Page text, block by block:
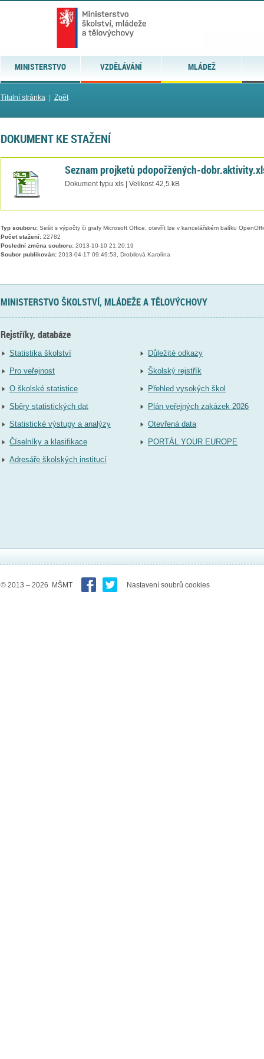
MINISTERSTVO VZDĚLÁVÁNÍ MLÁDEŽ
Titulní stránka| Zpět
DOKUMENT KE STAŽENÍ
Seznam projketů pdopořžených-
Dokument typu xls | Velikost 42,5 kB
Typ souboru:Sešit s výpočty či grafy Microsoft Office, otevřít lze v kancelářském balíku
Počet stažení:22782
Poslední změna souboru:2013-10-10 21:20:19
Soubor publikován:2013-04-17 09:49:53, Drobilová Karolína
MINISTERSTVO ŠKOLSTVÍ, MLÁDEŽE A TĚLOVÝCHOVY
Rejstříky, databáze
Statistika školství
Pro veřejnost
O školské statistice
Sběry statistických dat
Statistické výstupy a analýzy
Číselníky a klasifikace
Adresáře školských institucí
Důležité odkazy
Školský rejstřík
Přehled vysokých škol
Plán veřejných zakázek 2026
Otevřená data
PORTÁL YOUR EUROPE
© 2013 – 2026 MŠMT Nastavení soubrů cookies